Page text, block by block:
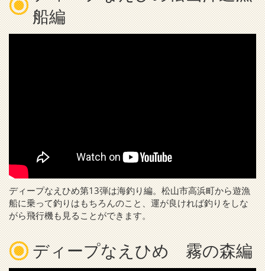
船編
ディープなえひめ第13弾は海釣り編。松山市高浜町から遊漁
船に乗って釣りはもちろんのこと、運が良ければ釣りをしな
がら飛行機も見ることができます。
ディープなえひめ 霧の森編